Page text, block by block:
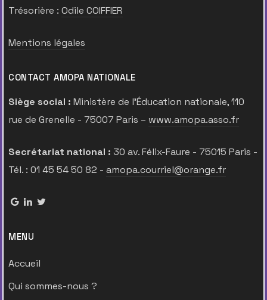
Trésorière : Odile COIFFIER
Mentions légales
CONTACT AMOPA NATIONALE
Siège social : Ministère de l’Éducation nationale, 110
rue de Grenelle - 75007 Paris – www.amopa.asso.fr
Secrétariat national : 30 av. Félix-Faure - 75015 Paris -
Tél. : 01 45 54 50 82 - amopa.courriel@orange.fr
MENU
Accueil
Qui sommes-nous ?